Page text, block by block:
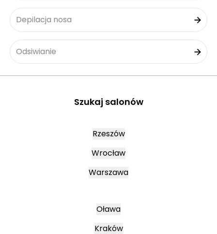
Depilacja nosa
Odsiwianie
Szukaj salonów
Rzeszów
Wrocław
Warszawa
Oława
Kraków